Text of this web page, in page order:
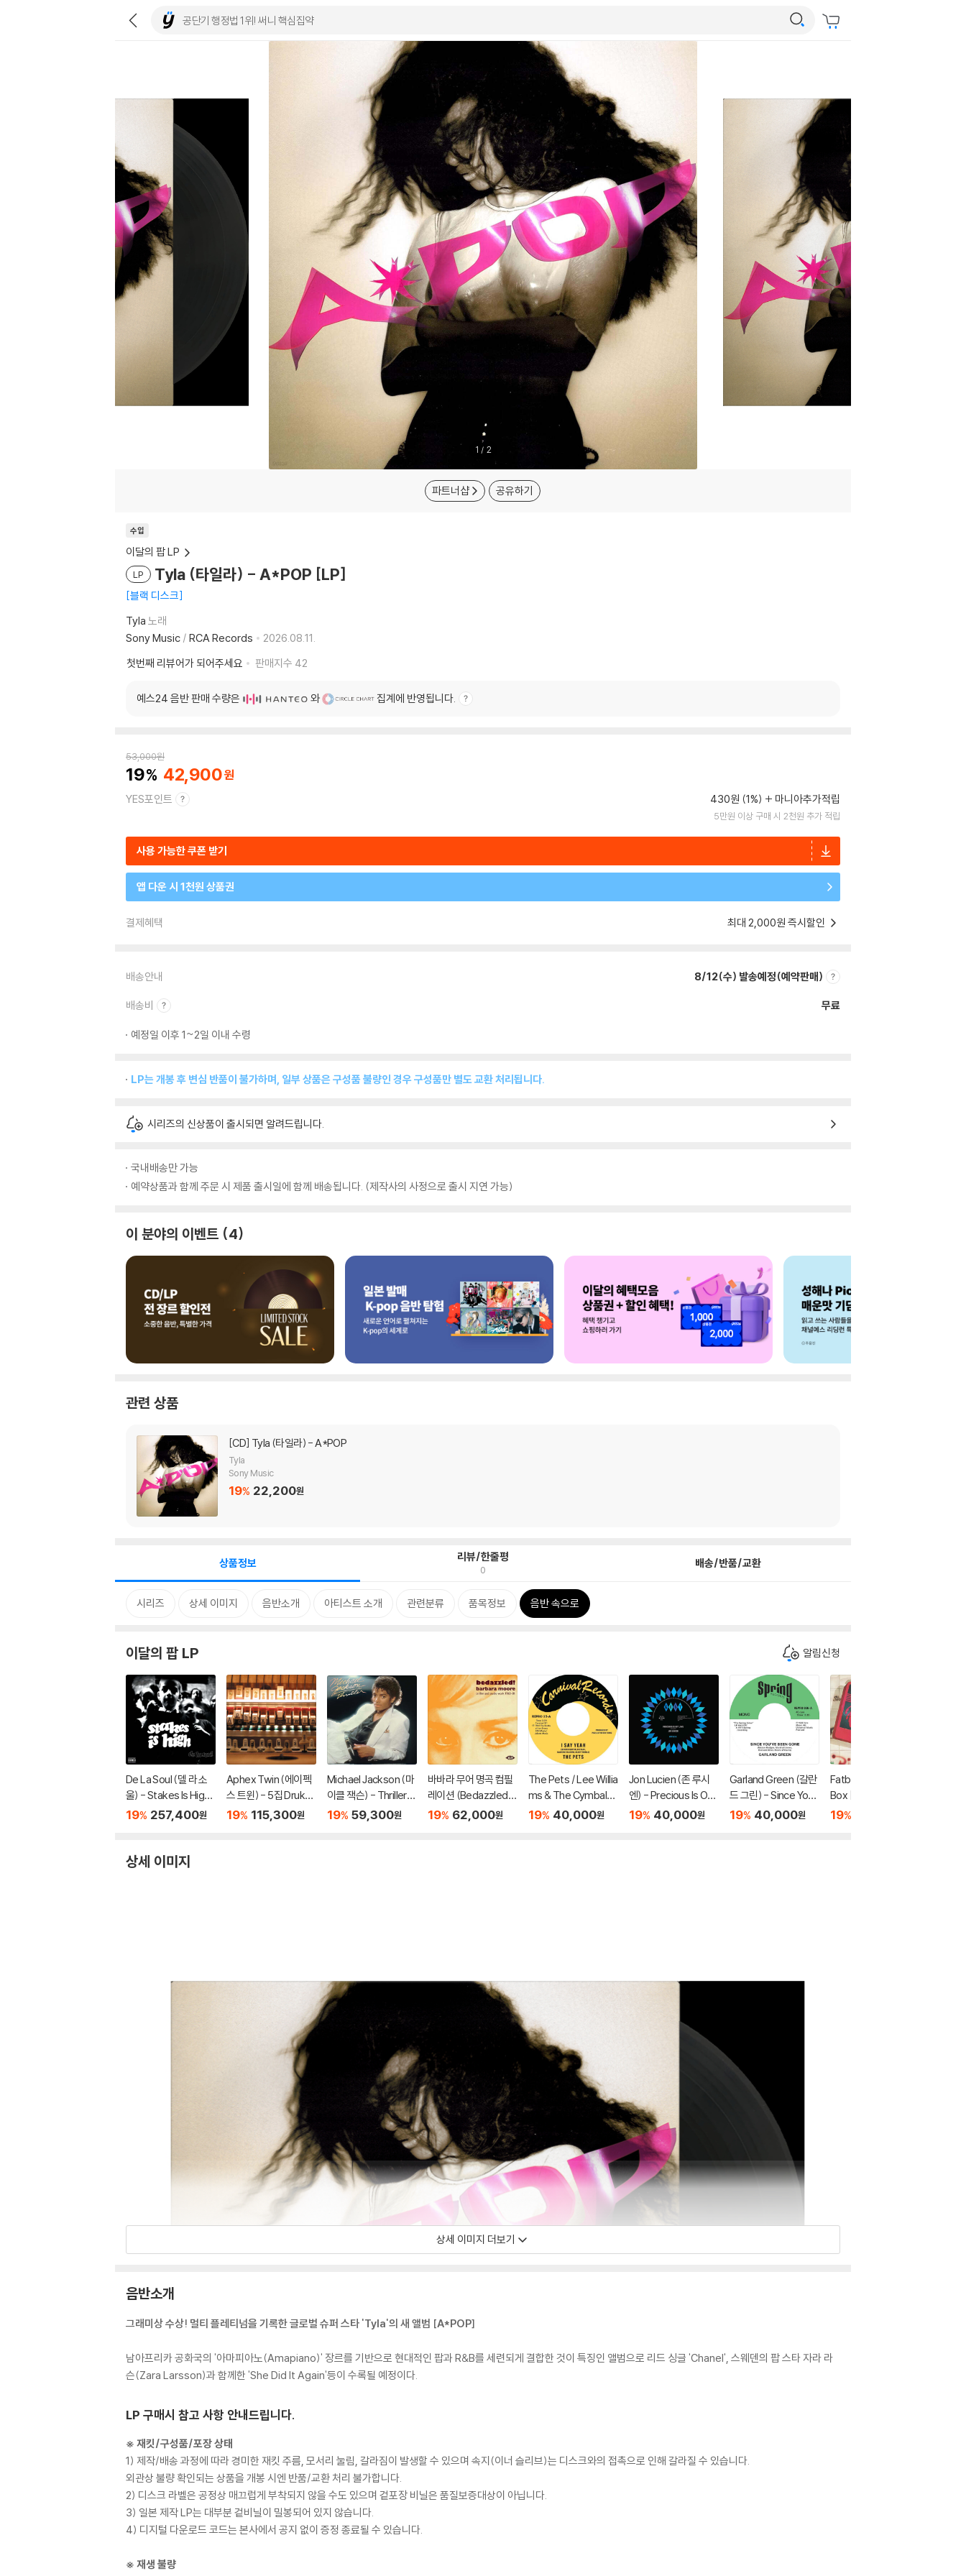
1 / 2
파트너샵 공유하기
수입
이달의 팝 LP
LP Tyla (타일라) - A*POP [LP]
블랙 디스크
Tyla 노래
Sony Music / RCA Records
2026.08.11.
첫번째 리뷰어가 되어주세요
판매지수 42
예스24 음반 판매 수량은 와 집계에 반영됩니다.
53,000원
19 42,900
YES포인트 430원 (1%) 마니아추가적립
5만원 이상 구매 시 2천원 추가 적립
사용 가능한 쿠폰 받기
앱 다운 시 1천원 상품권
결제혜택 최대 2,000원 즉시할인
배송안내 8/12(수) 발송예정(예약판매)
배송비 무료
예정일 이후 1~2일 이내 수령
LP는 개봉 후 변심 반품이 불가하며, 일부 상품은 구성품 불량인 경우 구성품만 별도 교환 처리됩니다.
시리즈의 신상품이 출시되면 알려드립니다.
국내배송만 가능
예약상품과 함께 주문 시 제품 출시일에 함께 배송됩니다. (제작사의 사정으로 출시 지연 가능)
이 분야의 이벤트 4
관련 상품
[CD] Tyla (타일라) - A*POP
Tyla
Sony Music
19% 22,200원
상품정보 리뷰/한줄평
0 배송/반품/교환
시리즈 상세 이미지 음반소개 아티스트 소개 관련분류 품목정보 음반 속으로
이달의 팝 LP 알림신청
De La Soul (델 라 소
울) - Stakes Is High
[컬러 4LP]
19% 257,400원
Aphex Twin (에이펙
스 트윈) - 5집 Drukqs
[4LP]
19% 115,300원
Michael Jackson (마
이클 잭슨) - Thriller
[레드 앤 블랙 마블 LP]
19% 59,300원
바바라 무어 명곡 컴필
레이션 (Bedazzled!
Barbara Moore TV, F
19% 62,000원
The Pets / Lee Willia
ms & The Cymbals
- I Say Yeah / It's Eve
19% 40,000원
Jon Lucien (존 루시
엔) - Precious Is Our
Love / Strawberries
19% 40,000원
Garland Green (갈란
드 그린) - Since Yo
u've Been Gone / Ju
19% 40,000원
Fatback (팻백) - Hot
Box [LP]
19%
상세 이미지
상세 이미지 더보기
음반소개
그래미상 수상! 멀티 플레티넘을 기록한 글로벌 슈퍼 스타 'Tyla'의 새 앨범 [A*POP]
남아프리카 공화국의 '아마피아노(Amapiano)' 장르를 기반으로 현대적인 팝과 R&B를 세련되게 결합한 것이 특징인 앨범으로 리드 싱글 'Chanel', 스웨덴의 팝 스타 자라 라
슨(Zara Larsson)과 함께한 'She Did It Again'등이 수록될 예정이다.
LP 구매시 참고 사항 안내드립니다.
※ 재킷/구성품/포장 상태
1) 제작/배송 과정에 따라 경미한 재킷 주름, 모서리 눌림, 갈라짐이 발생할 수 있으며 속지(이너 슬리브)는 디스크와의 접촉으로 인해 갈라질 수 있습니다.
외관상 불량 확인되는 상품을 개봉 시엔 반품/교환 처리 불가합니다.
2) 디스크 라벨은 공정상 매끄럽게 부착되지 않을 수도 있으며 겉포장 비닐은 품질보증대상이 아닙니다.
3) 일본 제작 LP는 대부분 겉비닐이 밀봉되어 있지 않습니다.
4) 디지털 다운로드 코드는 본사에서 공지 없이 증정 종료될 수 있습니다.
※ 재생 불량